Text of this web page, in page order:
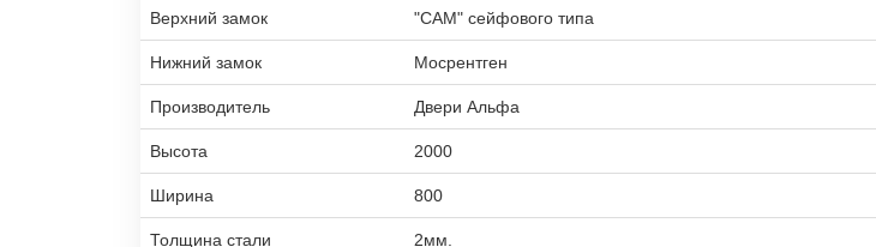
Верхний замок "САМ" сейфового типа
Нижний замок Мосрентген
Производитель Двери Альфа
Высота 2000
Ширина 800
Толщина стали 2мм.